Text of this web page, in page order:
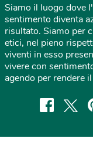
Siamo il luogo dove
sentimento diventa
risultato. Siamo per
etici, nel pieno
viventi in esso
vivere con
agendo per rendere